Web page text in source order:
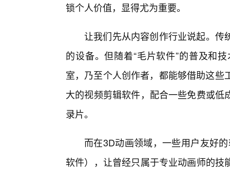
锁个人价值，显得尤为重要。
让我们先从内容创作行业说起。传
的设备。但随着“毛片软件”的普及和
室，乃至个人创作者，都能够借助这
大的视频剪辑软件，配合一些免费或
录片。
而在3D动画领域，一些用户友好
软件），让曾经只属于专业动画师的